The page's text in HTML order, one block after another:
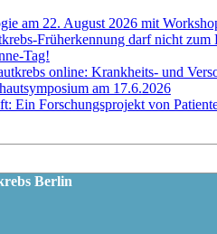
am 22. August 2026 mit
Früherkennung darf nicht zum
Tag!
online: Krankheits- und
am 17.6.2026
Ein Forschungsprojekt von
Berlin